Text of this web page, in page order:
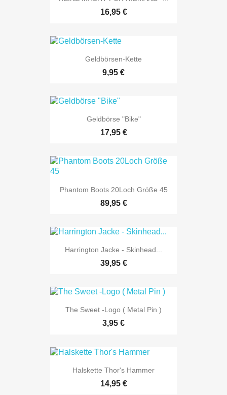
16,95 €
Geldbörsen-Kette
9,95 €
Geldbörse "Bike"
17,95 €
Phantom Boots 20Loch Größe 45
89,95 €
Harrington Jacke - Skinhead...
39,95 €
The Sweet -Logo ( Metal Pin )
3,95 €
Halskette Thor's Hammer
14,95 €